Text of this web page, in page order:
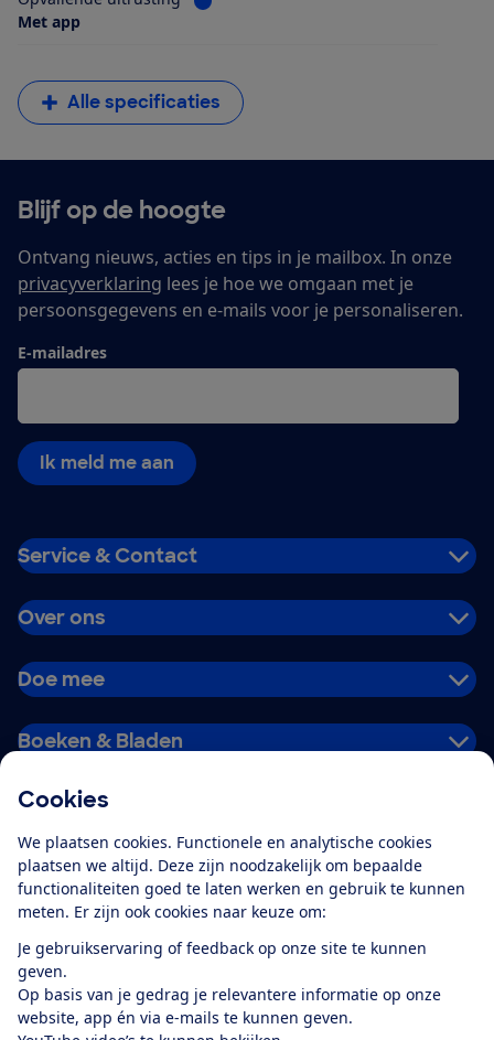
Cookies
We plaatsen cookies. Functionele en analytische cookies
plaatsen we altijd. Deze zijn noodzakelijk om bepaalde
functionaliteiten goed te laten werken en gebruik te kunnen
meten. Er zijn ook cookies naar keuze om:
Je gebruikservaring of feedback op onze site te kunnen
geven.
Op basis van je gedrag je relevantere informatie op onze
website, app én via e-mails te kunnen geven.
Met app
Alle specificaties
Blijf op de hoogte
Ontvang nieuws, acties en tips in je mailbox. In onze
privacyverklaring lees je hoe we omgaan met je
persoonsgegevens en e-mails voor je personaliseren.
E-mailadres
Ik meld me aan
Service & Contact
Over ons
Doe mee
Boeken & Bladen
Alles over de
app
Algemene Voorwaarden
Privacyverklaring